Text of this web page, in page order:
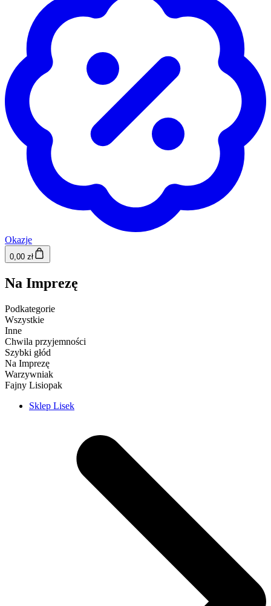
Okazje
0,00 zł
Na Imprezę
Podkategorie
Wszystkie
Inne
Chwila przyjemności
Szybki głód
Na Imprezę
Warzywniak
Fajny Lisiopak
Sklep Lisek